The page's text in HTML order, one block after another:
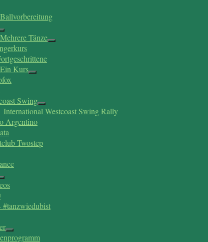
Tänze
Kurs
Swing
International Westcoast Swing Rally
Argentino
Twostep